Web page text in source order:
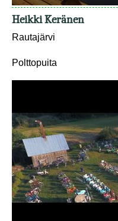
Heikki Keränen
Rautajärvi
Polttopuita